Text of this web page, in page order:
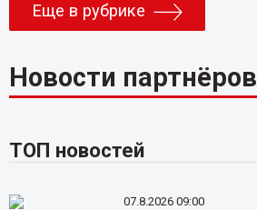
Еще в рубрике
Новости партнёров
ТОП новостей
07.8.2026 09:00